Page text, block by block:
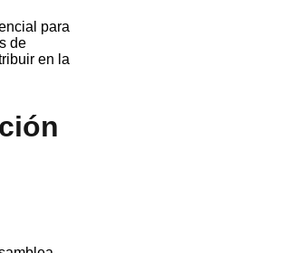
para
de
en la